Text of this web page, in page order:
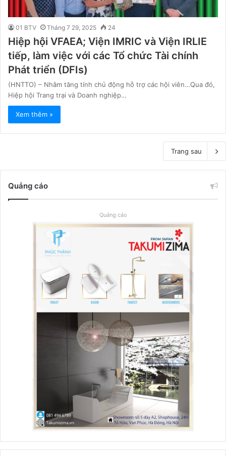
01 BTV Tháng 7 29, 2025 24
Hiệp hội VFAEA; Viện IMRIC và Viện IRLIE
tiếp, làm việc với các Tổ chức Tài chính
Phát triển (DFIs)
(HNTTO) – Nhằm tăng tính chủ động hỗ trợ các hội viên…Qua đó,
Hiệp hội Trang trại và Doanh nghiệp…
Xem thêm »
Trang sau
Quảng cáo
Quảng cáo